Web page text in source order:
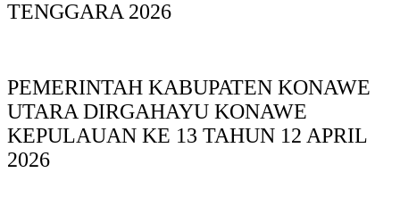
TENGGARA 2026
PEMERINTAH KABUPATEN KONAWE
UTARA DIRGAHAYU KONAWE
KEPULAUAN KE 13 TAHUN 12 APRIL
2026